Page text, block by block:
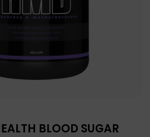
BLOOD SUGAR